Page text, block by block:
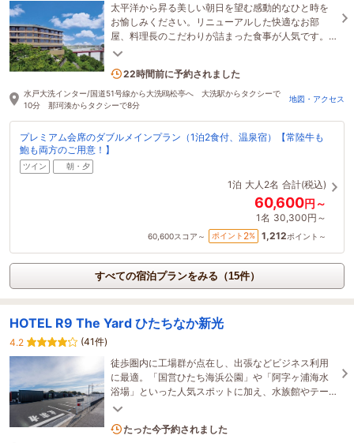
太平洋から昇る美しい朝日を望む感動的なひと時を
お愉しみください。リニューアルした快適なお部
屋、料理長のこだわりが詰まった食事が人気です。
ワンランク上の上質な時間をお過ごしいただけま
2名がこの宿を見ています
22時間前に予約されました
水戸大洗インター/国道51号線から大洗鴎松亭へ 大洗駅からタクシーで
10分 那珂湊からタクシーで8分
地図・アクセス
プレミアム会席のダブルメインプラン（1泊2食付、温泉宿）【常陸牛も
鮑も両方のご用意！】
ツイン 朝・夕
1泊 大人2名 合計(税込)
60,600円～
1名 30,300円～
60,600スコア～ ポイント 2% 1,212ポイント～
すべての宿泊プランをみる（15件）
HOTEL R9 The Yard ひたちなか新光
4.2
(41件)
徒歩圏内に工場群が点在し、出張などビジネス利用
に最適。「国営ひたち海浜公園」や「阿字ヶ浦海水
浴場」といった人気スポットに加え、水族館やテー
マパークがある大洗町へのアクセスも良好です。
1名がこの宿を見ています